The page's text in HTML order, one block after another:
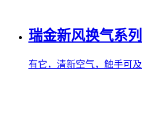
瑞金新风换气系列
有它，清新空气，触手可及